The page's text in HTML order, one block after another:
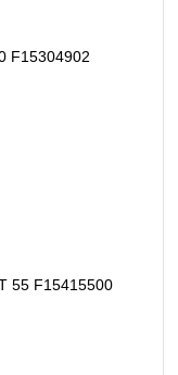
F15304902
55 F15415500